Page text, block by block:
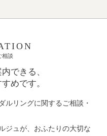
相談
できる、
めです。
ルリングに関するご相談・
ジュが、おふたりの大切な